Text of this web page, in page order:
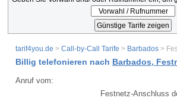
tarif4you.de > Call-by-Call Tarife > Barbados >
Billig telefonieren nach Barbados,
Anruf vom:
Festnetz-Anschluss